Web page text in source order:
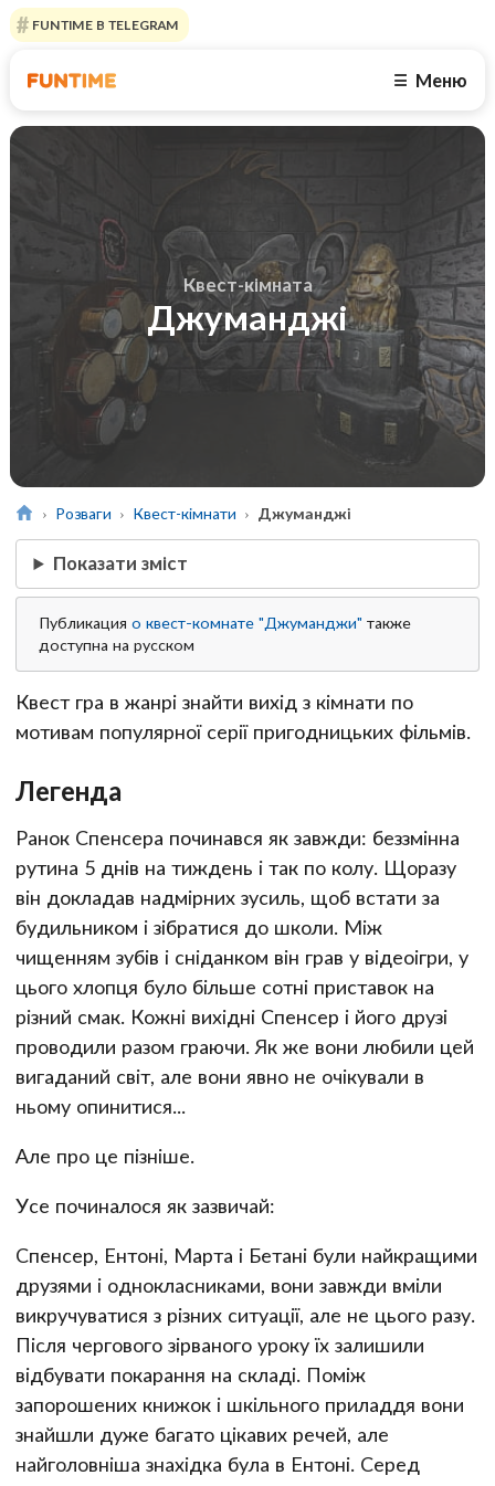
FUNTIME В TELEGRAM
☰ Меню
Квест-кімната
Джуманджі
Розваги Квест-кімнати Джуманджі
Показати зміст
Публикацияо квест-комнате "Джуманджи" также
доступна на русском
Квест гра в жанрі знайти вихід з кімнати по
мотивам популярної серії пригодницьких фільмів.
Легенда
Ранок Спенсера починався як завжди: беззмінна
рутина 5 днів на тиждень і так по колу. Щоразу
він докладав надмірних зусиль, щоб встати за
будильником і зібратися до школи. Між
чищенням зубів і сніданком він грав у відеоігри, у
цього хлопця було більше сотні приставок на
різний смак. Кожні вихідні Спенсер і його друзі
проводили разом граючи. Як же вони любили цей
вигаданий світ, але вони явно не очікували в
ньому опинитися...
Але про це пізніше.
Усе починалося як зазвичай:
Спенсер, Ентоні, Марта і Бетані були найкращими
друзями і однокласниками, вони завжди вміли
викручуватися з різних ситуації, але не цього разу.
Після чергового зірваного уроку їх залишили
відбувати покарання на складі. Поміж
запорошених книжок і шкільного приладдя вони
знайшли дуже багато цікавих речей, але
найголовніша знахідка була в Ентоні. Серед